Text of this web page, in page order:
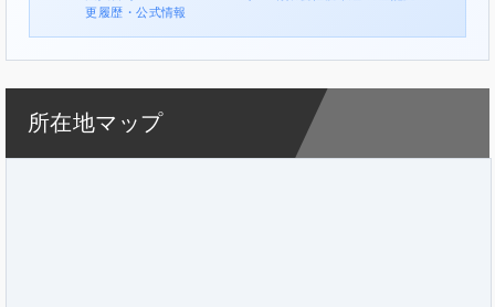
更履歴・公式情報
所在地マップ